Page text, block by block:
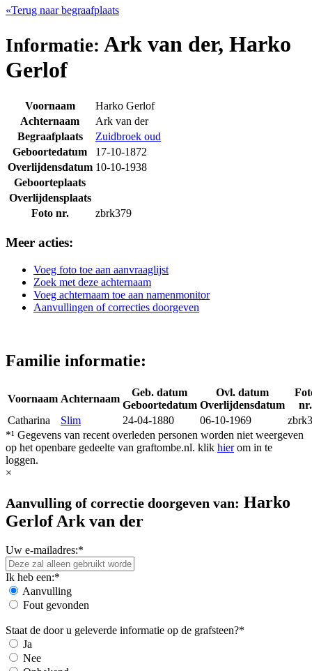
«Terug naar begraafplaats
Informatie: Ark van der, Harko
Gerlof
Voornaam
Harko Gerlof
Achternaam
Ark van der
Begraafplaats
Zuidbroek oud
Geboortedatum
17-10-1872
Overlijdensdatum 10-10-1938
Geboorteplaats
Overlijdensplaats
Foto nr.
zbrk379
Meer acties:
Voeg foto toe aan aanvraaglijst
Zoek met deze achternaam
Voeg achternaam toe aan namenmonitor
Aanvullingen of correcties doorgeven
Familie informatie:
Voornaam Achternaam
Geb. datum
Geboortedatum
Ovl. datum
Overlijdensdatum
nr.
Catharina
Slim 24-04-1880 06-10-1969
*¹ Gegevens van recent overleden personen worden niet weergeven
op het openbare gedeelte van graftombe.nl. klik hierom in te
loggen.
×
Aanvulling of correctie doorgeven van: Harko
Gerlof Ark van der
Uw e-mailadres:*
Ik heb een:*
Aanvulling
Fout gevonden
Staat de door u geleverde informatie op de grafsteen?*
Ja
Nee